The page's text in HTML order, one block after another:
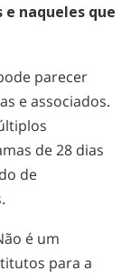
naqueles que
parecer
e associados.
de 28 dias
de
é um
para a